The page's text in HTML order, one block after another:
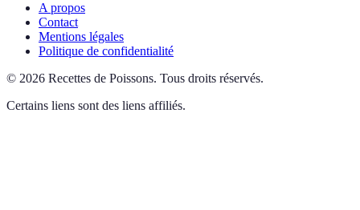
A propos
Contact
Mentions légales
Politique de confidentialité
© 2026 Recettes de Poissons. Tous droits réservés.
Certains liens sont des liens affiliés.